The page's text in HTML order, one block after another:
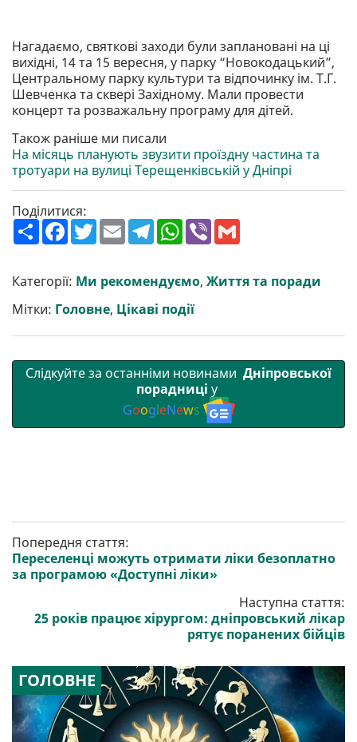
Нагадаємо, святкові заходи були заплановані на ці
вихідні, 14 та 15 вересня, у парку “Новокодацький”,
Центральному парку культури та відпочинку ім. Т.Г.
Шевченка та сквері Західному. Мали провести
концерт та розважальну програму для дітей.
Також раніше ми писали
На місяць планують звузити проїздну частина та
тротуари на вулиці Терещенківській у Дніпрі
Поділитися:
П
о
р
и
т
и
F
a
b
o
o
k
T
w
e
r
E
m
l
T
e
g
r
a
m
W
h
s
A
p
p
V
r l
Категорії: Ми рекомендуємо, Життя та поради
Мітки: Головне, Цікаві події
Слідкуйте за останніми новинами Дніпровської
порадниці у
GoogleNews
Попередня стаття:
Переселенці можуть отримати ліки безоплатно
за програмою «Доступні ліки»
Наступна стаття:
25 років працює хірургом: дніпровський лікар
рятує поранених бійців
ГОЛОВНЕ